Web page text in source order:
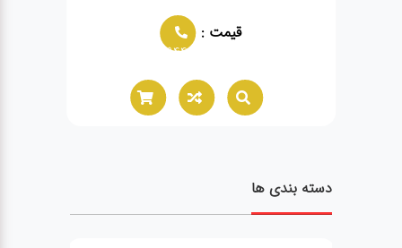
قیمت :
02166021944
دسته بندی ها